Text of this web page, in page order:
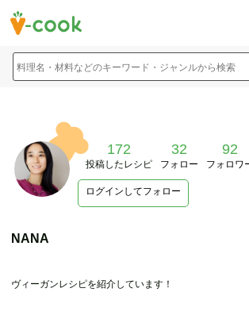
料理名・材料などのキーワード・ジャンルから検索
172
投稿したレシピ
32
フォロー
92
フォロワ
ログインしてフォロー
NANA
ヴィーガンレシピを紹介しています！